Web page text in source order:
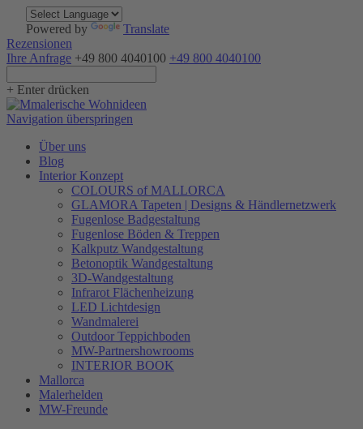
Powered by
Translate
Rezensionen
Ihre Anfrage +49 800 4040100 +49 800 4040100
+ Enter drücken
Navigation überspringen
Über uns
Blog
Interior Konzept
COLOURS of MALLORCA
GLAMORA Tapeten | Designs & Händlernetzwerk
Fugenlose Badgestaltung
Fugenlose Böden & Treppen
Kalkputz Wandgestaltung
Betonoptik Wandgestaltung
3D-Wandgestaltung
Infrarot Flächenheizung
LED Lichtdesign
Wandmalerei
Outdoor Teppichboden
MW-Partnershowrooms
INTERIOR BOOK
Mallorca
Malerhelden
MW-Freunde